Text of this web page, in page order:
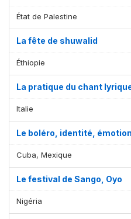
État de Palestine
La fête de shuwalid
Éthiopie
La pratique du chant
Italie
Le boléro, identité,
Cuba, Mexique
Le festival de Sango, Oyo
Nigéria